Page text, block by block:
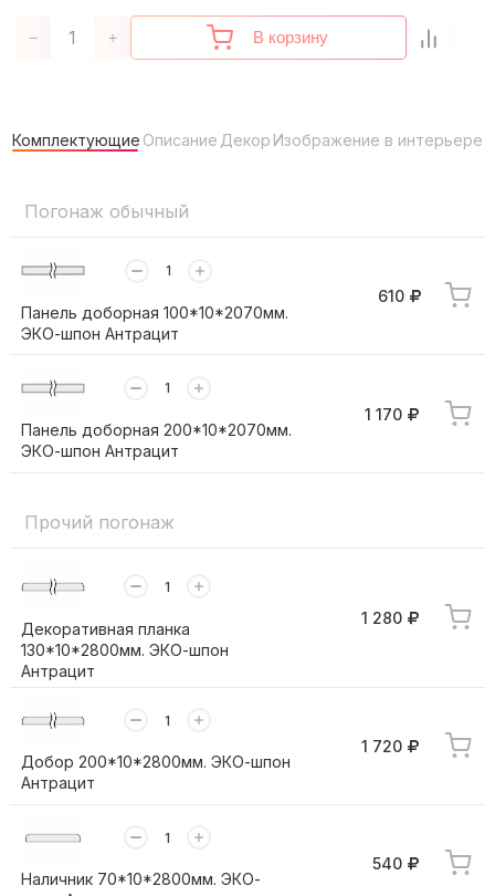
− + В корзину
Комплектующие Описание Декор Изображение в интерьере
Погонаж обычный
Панель доборная 100*10*2070мм.
ЭКО-шпон Антрацит
610
Панель доборная 200*10*2070мм.
ЭКО-шпон Антрацит
1 170
Прочий погонаж
Декоративная планка
130*10*2800мм. ЭКО-шпон
Антрацит
1 280
Добор 200*10*2800мм. ЭКО-шпон
Антрацит
1 720
Наличник 70*10*2800мм. ЭКО-
540